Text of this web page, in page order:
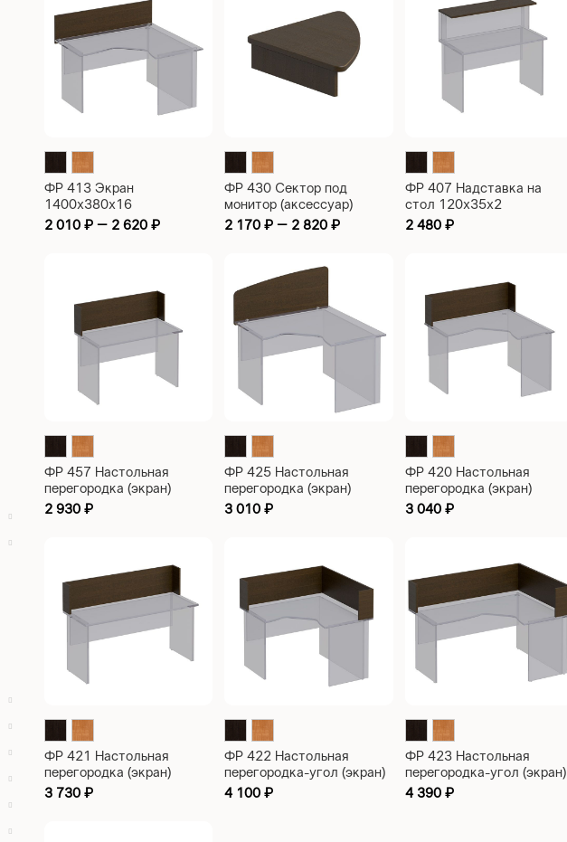
ФР 413 Экран
1400х380х16
2 010 ₽– 2 620 ₽
ФР 430 Сектор под
монитор (аксессуар)
520х520х120
2 170₽ – 2 820₽
ФР 407 Надставка на
стол 120x35x2
2 480 ₽
ФР 457 Настольная
перегородка (экран)
1200х180х350
2 930 ₽
ФР 425 Настольная
перегородка (экран)
118х500х16
3 010₽
ФР 420 Настольная
перегородка (экран)
1180х180х350
3 040 ₽
ФР 421 Настольная
перегородка (экран)
1600х180х350
3 730 ₽
ФР 422 Настольная
перегородка-угол (экран)
1180х1180х350
4 100₽
ФР 423 Настольная
перегородка-угол (экран)
1600х1180х350
4 390 ₽